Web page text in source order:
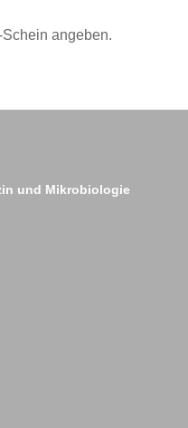
Schein angeben.
und Mikrobiologie